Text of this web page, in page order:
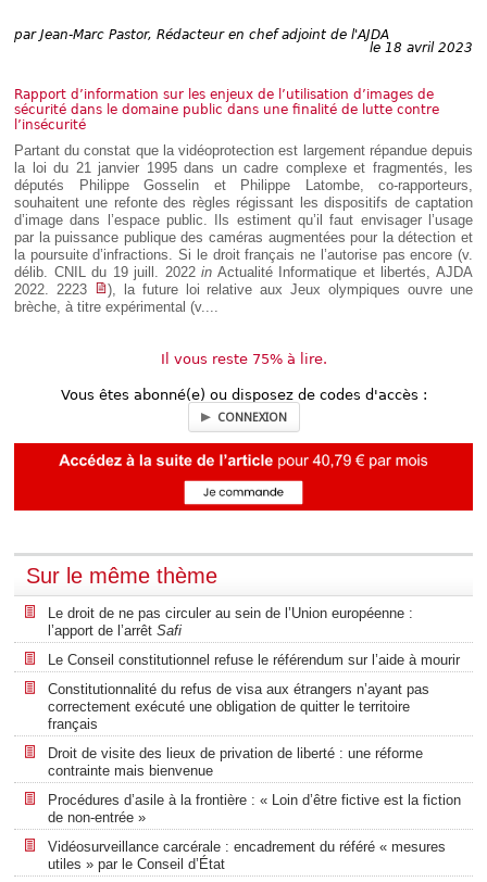
IT
par Jean-Marc Pastor, Rédacteur en chef adjoint de l'AJDA
le 18 avril 2023
Rapport d’information sur les enjeux de l’utilisation d’images de
sécurité dans le domaine public dans une finalité de lutte contre
l’insécurité
Partant du constat que la vidéoprotection est largement répandue depuis
la loi du 21 janvier 1995 dans un cadre complexe et fragmentés, les
députés Philippe Gosselin et Philippe Latombe, co-rapporteurs,
souhaitent une refonte des règles régissant les dispositifs de captation
d’image dans l’espace public. Ils estiment qu’il faut envisager l’usage
par la puissance publique des caméras augmentées pour la détection et
la poursuite d’infractions. Si le droit français ne l’autorise pas encore (v.
délib. CNIL du 19 juill. 2022in Actualité Informatique et libertés, AJDA
2022. 2223
), la future loi relative aux Jeux olympiques ouvre une
brèche, à titre expérimental (v....
Il vous reste 75% à lire.
Vous êtes abonné(e) ou disposez de codes d'accès :
CONNEXION
Sur le même thème
Le droit de ne pas circuler au sein de l’Union européenne :
l’apport de l’arrêt Safi
Le Conseil constitutionnel refuse le référendum sur l’aide à mourir
Constitutionnalité du refus de visa aux étrangers n’ayant pas
correctement exécuté une obligation de quitter le territoire
français
Droit de visite des lieux de privation de liberté : une réforme
contrainte mais bienvenue
Procédures d’asile à la frontière : « Loin d’être fictive est la fiction
de non-entrée »
Vidéosurveillance carcérale : encadrement du référé « mesures
utiles » par le Conseil d’État